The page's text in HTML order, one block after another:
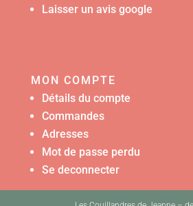
Laisser un avis google
MON COMPTE
Détails du compte
Commandes
Adresses
Mot de passe perdu
Se deconnecter